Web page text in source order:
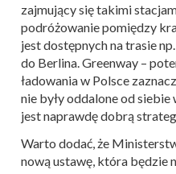
zajmujący się takimi
podróżowanie pomiędzy
jest dostępnych na trasie
do Berlina. Greenway –
ładowania w Polsce
nie były oddalone od
jest naprawdę dobrą
Warto dodać, że
nową ustawę, która będzie